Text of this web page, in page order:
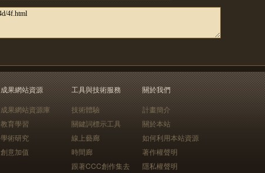
成果網站資源
成果網站資源庫
教育學習
學術研究
創意加值
工具與技術服務
技術體驗
關鍵詞標示工具
線上藝廊
時間廊
跟著CCC創作集去
關於我們
計畫簡介
關於本站
如何利用本站資源
著作權聲明
隱私權聲明